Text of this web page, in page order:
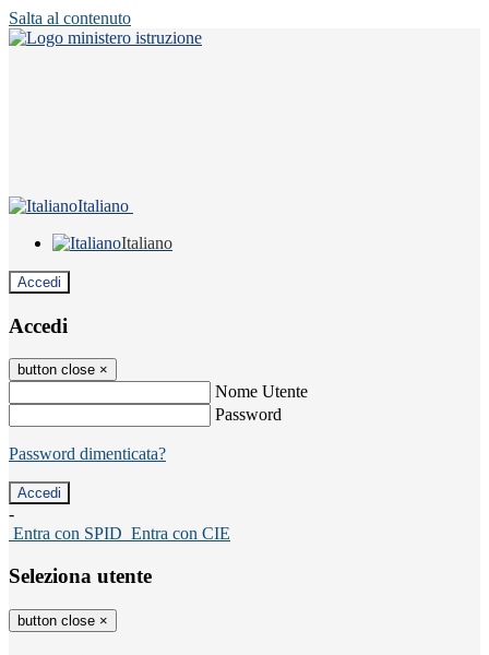
Salta al contenuto
Italiano
Italiano
Accedi
Accedi
button close ×
Nome Utente
Password
Password dimenticata?
-
Entra con SPID Entra con CIE
Seleziona utente
button close ×